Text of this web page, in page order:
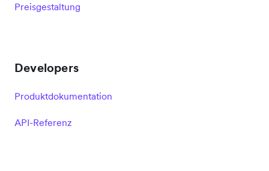
Preisgestaltung
Developers
Produktdokumentation
API-Referenz